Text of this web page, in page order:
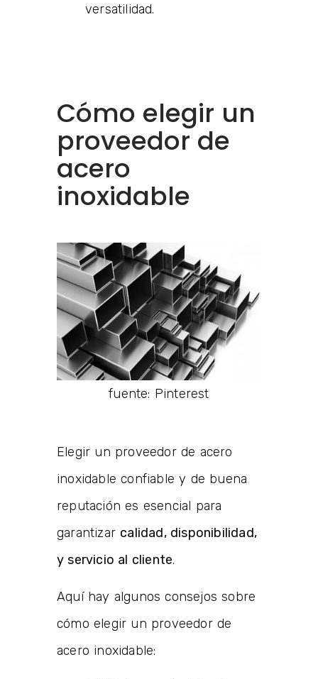
versatilidad.
Cómo elegir un
proveedor de
acero
inoxidable
fuente: Pinterest
Elegir un proveedor de acero
inoxidable confiable y de buena
reputación es esencial para
garantizar calidad, disponibilidad,
y servicio al cliente.
Aquí hay algunos consejos sobre
cómo elegir un proveedor de
acero inoxidable: